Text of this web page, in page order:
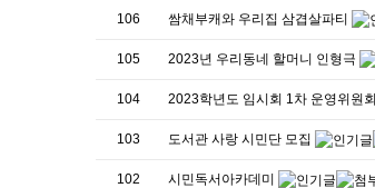
106 쌈채부캐와 우리집 삼겹살파티
105 2023년 우리동네 할머니 인형극
104 2023학년도 임시회 1차 운영위원회
103 도서관 사랑 시민단 모집
102 시민독서아카데미